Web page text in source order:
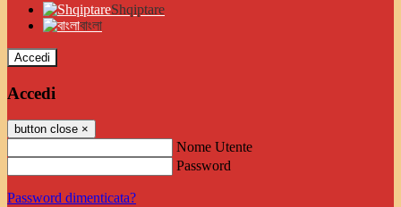
Shqiptare
বাংলা
Accedi
Accedi
button close ×
Nome Utente
Password
Password dimenticata?